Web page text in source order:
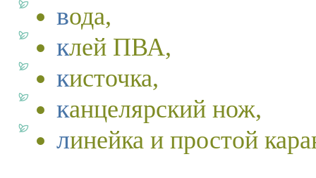
вода,
клей ПВА,
кисточка,
канцелярский нож,
линейка и простой